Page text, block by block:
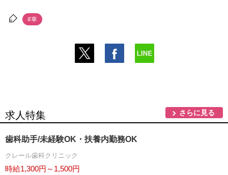
#車
求人特集 さらに見る
歯科助手/未経験OK・扶養内勤務OK
クレール歯科クリニック
時給1,300円～1,500円